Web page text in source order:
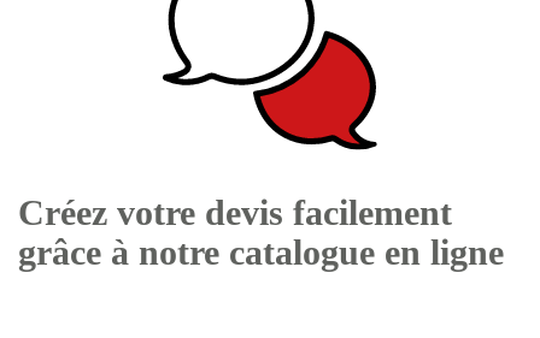
Créez votre devis facilement
grâce à notre catalogue en ligne